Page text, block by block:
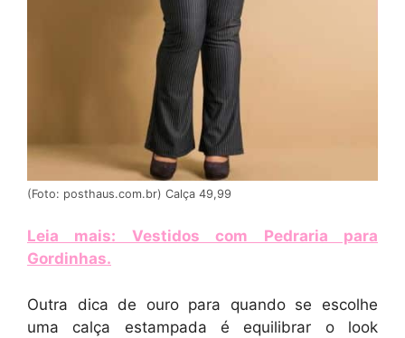
(Foto: posthaus.com.br) Calça 49,99
Leia mais: Vestidos com Pedraria para
Gordinhas.
Outra dica de ouro para quando se escolhe
uma calça estampada é equilibrar o look